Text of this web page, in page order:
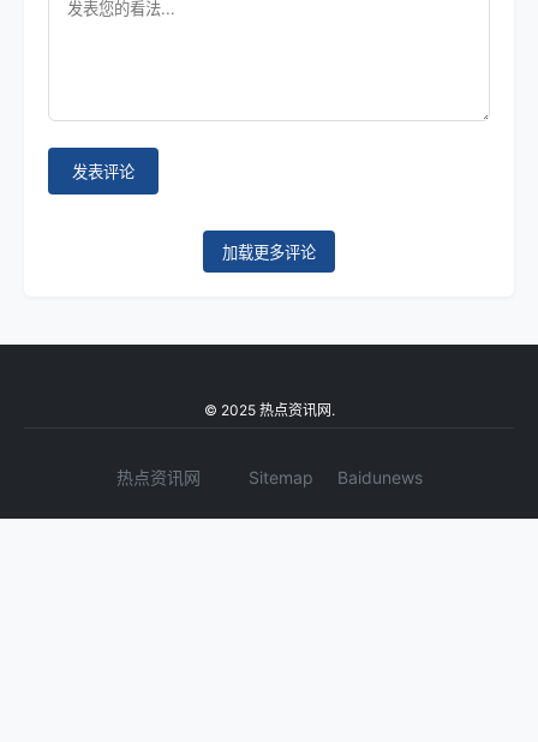
发表评论
加载更多评论
© 2025 热点资讯网.
热点资讯网 Sitemap Baidunews